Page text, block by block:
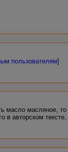
пользователям]
масло масляное,
в авторском